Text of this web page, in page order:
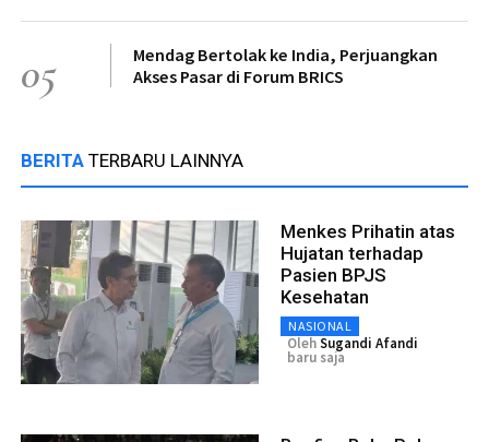
05
Mendag Bertolak ke India, Perjuangkan
Akses Pasar di Forum BRICS
BERITA TERBARU LAINNYA
Menkes Prihatin atas
Hujatan terhadap
Pasien BPJS
Kesehatan
NASIONAL
OlehSugandi Afandi
baru saja